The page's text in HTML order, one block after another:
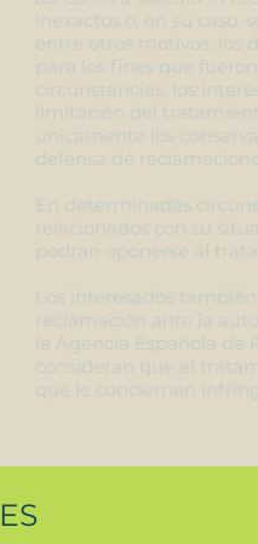
inexactos o, en su caso,
entre otros motivos, los
para los fines que
circunstancias, los
limitación del
únicamente los
defensa de
En determinadas
relacionados con su
podrán oponerse al
Los interesados
reclamación ante la
la Agencia Española de
consideran que el
que le conciernen
ES